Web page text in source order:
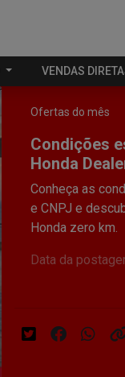
VENDAS
Ofertas do mês
Condições
Honda
Conheça as
e CNPJ e
Honda zero km.
Data da